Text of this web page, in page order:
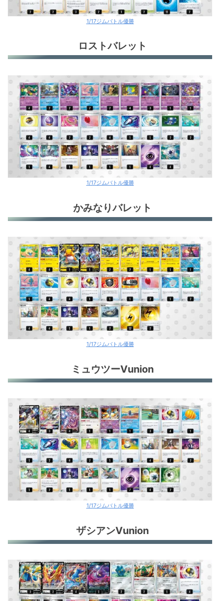
1/17ジムバトル優勝
ロストバレット
1/17ジムバトル優勝
かみなりバレット
1/17ジムバトル優勝
ミュウツーVunion
1/17ジムバトル優勝
ザシアンVunion